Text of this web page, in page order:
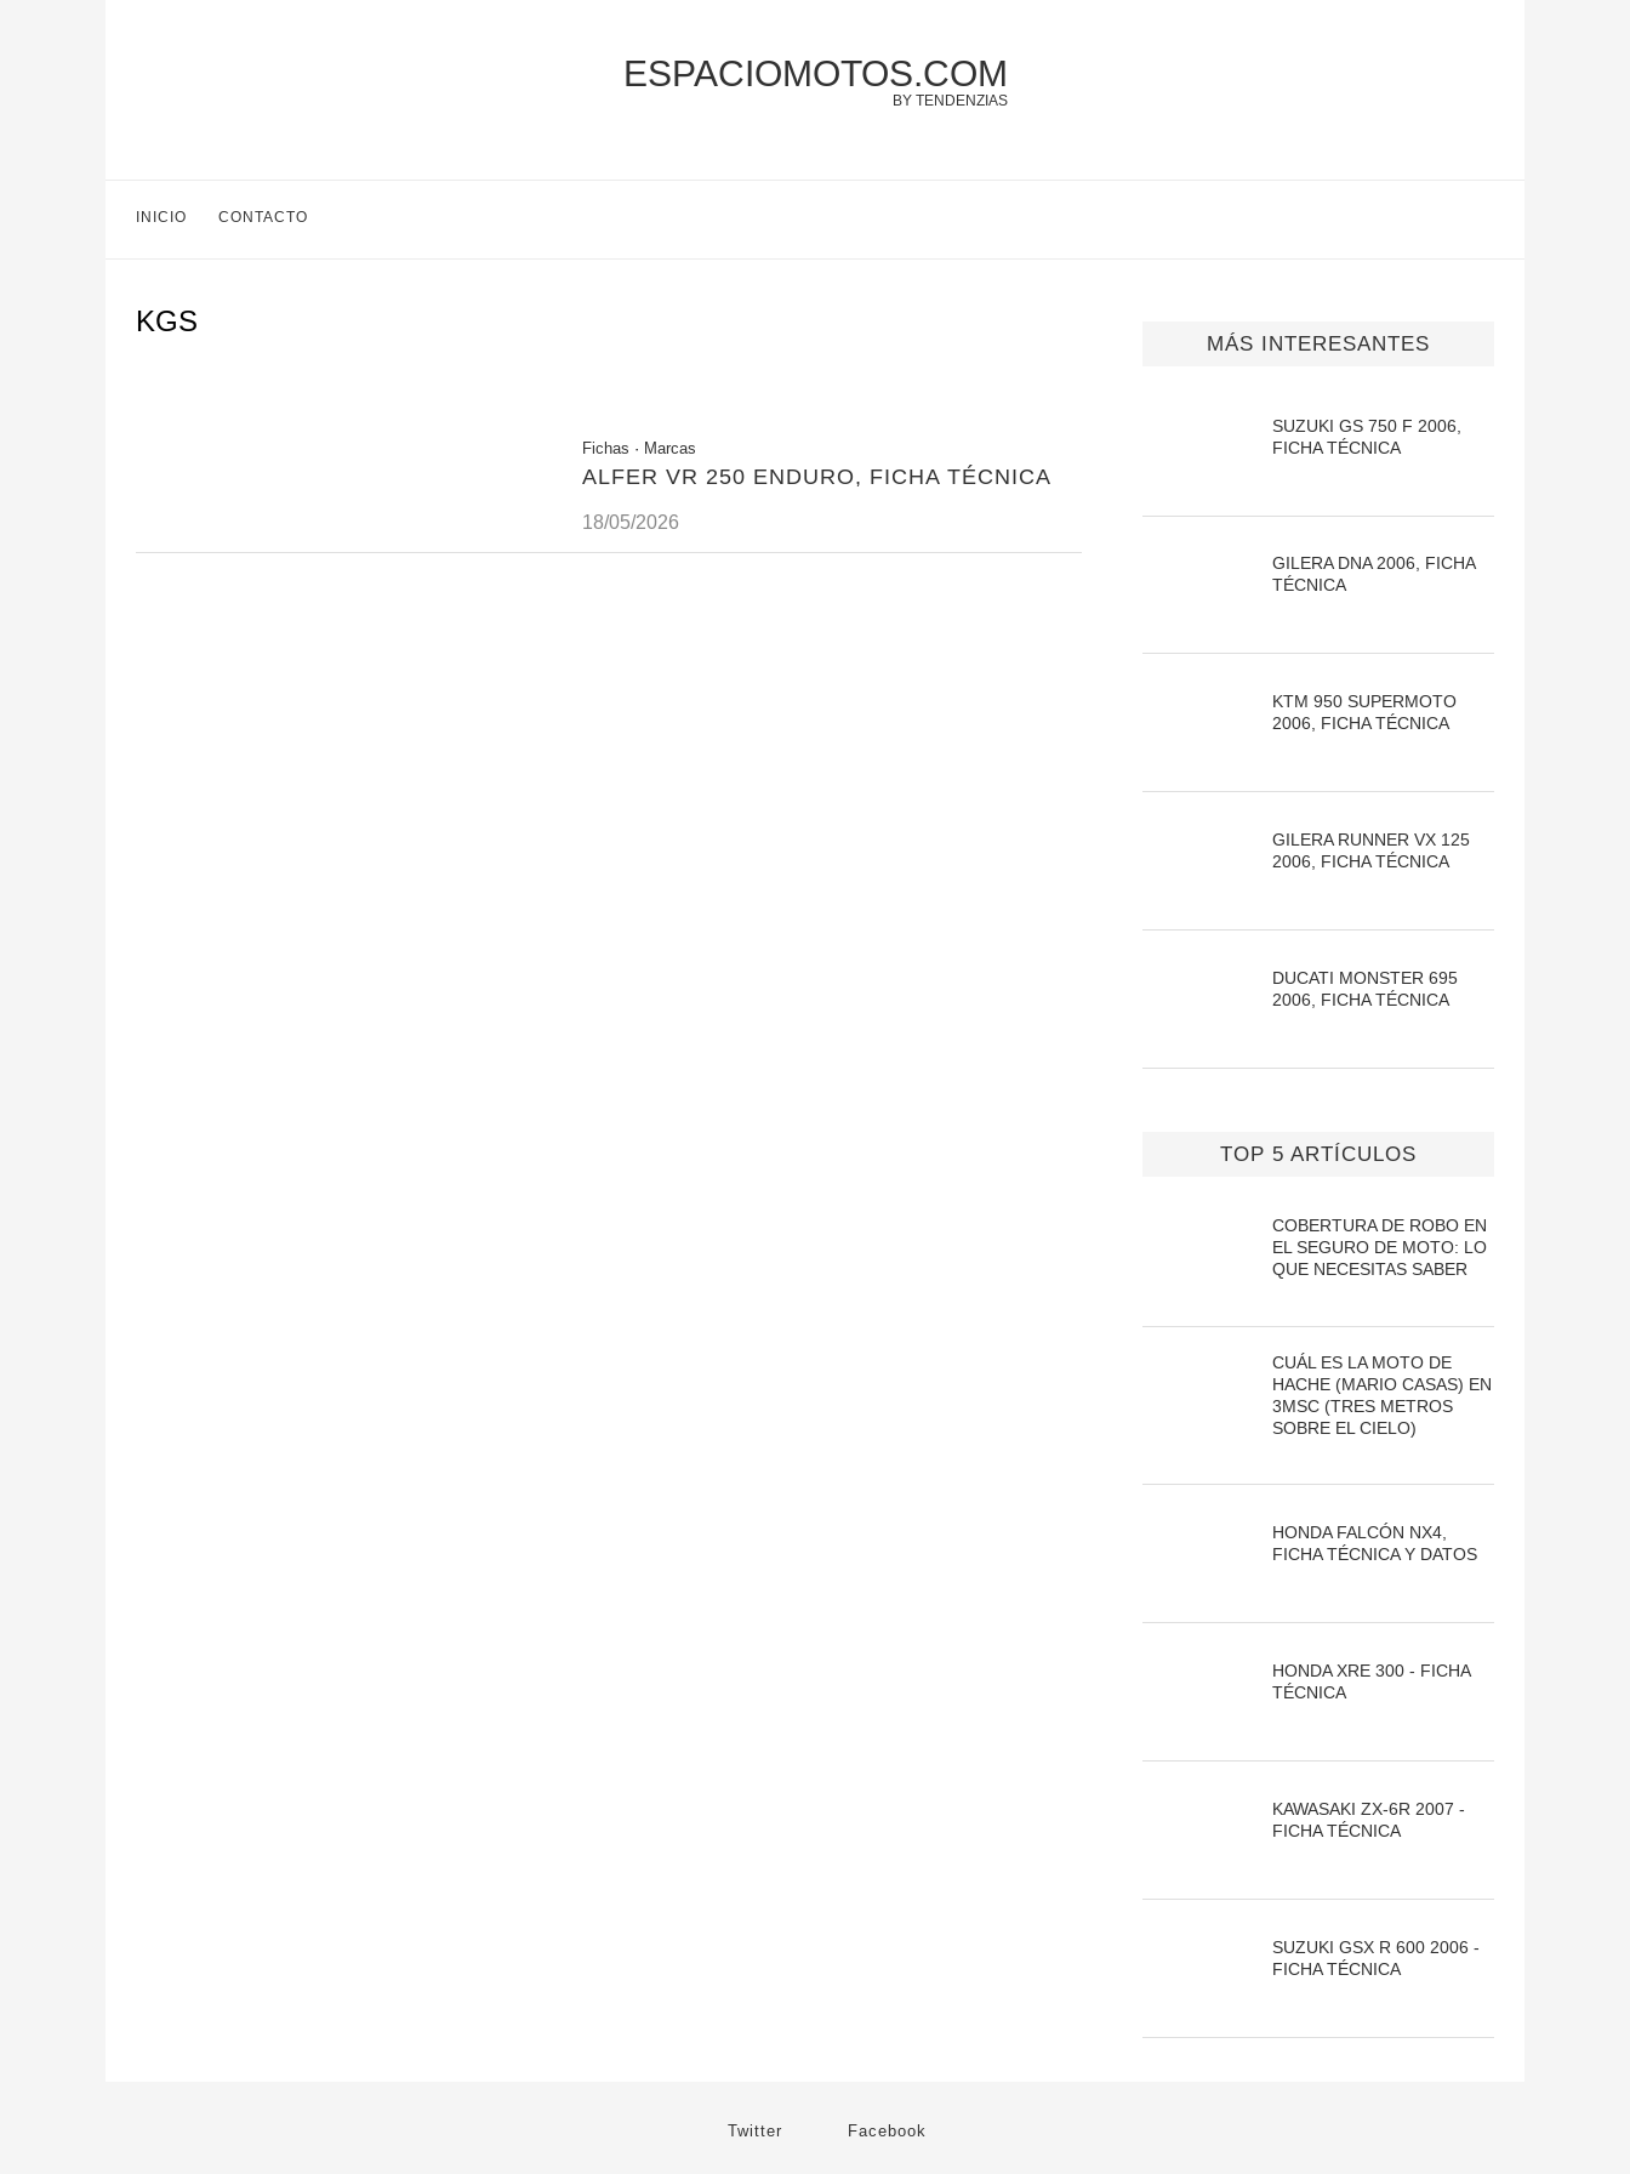
ESPACIOMOTOS.COM
BY TENDENZIAS
INICIO CONTACTO
KGS
Fichas · Marcas
ALFER VR 250 ENDURO, FICHA TÉCNICA
18/05/2026
MÁS INTERESANTES
SUZUKI GS 750 F 2006,
FICHA TÉCNICA
GILERA DNA 2006, FICHA
TÉCNICA
KTM 950 SUPERMOTO
2006, FICHA TÉCNICA
GILERA RUNNER VX 125
2006, FICHA TÉCNICA
DUCATI MONSTER 695
2006, FICHA TÉCNICA
TOP 5 ARTÍCULOS
COBERTURA DE ROBO EN
EL SEGURO DE MOTO: LO
QUE NECESITAS SABER
CUÁL ES LA MOTO DE
HACHE (MARIO CASAS) EN
3MSC (TRES METROS
SOBRE EL CIELO)
HONDA FALCÓN NX4,
FICHA TÉCNICA Y DATOS
HONDA XRE 300 - FICHA
TÉCNICA
KAWASAKI ZX-6R 2007 -
FICHA TÉCNICA
SUZUKI GSX R 600 2006 -
FICHA TÉCNICA
Twitter Facebook